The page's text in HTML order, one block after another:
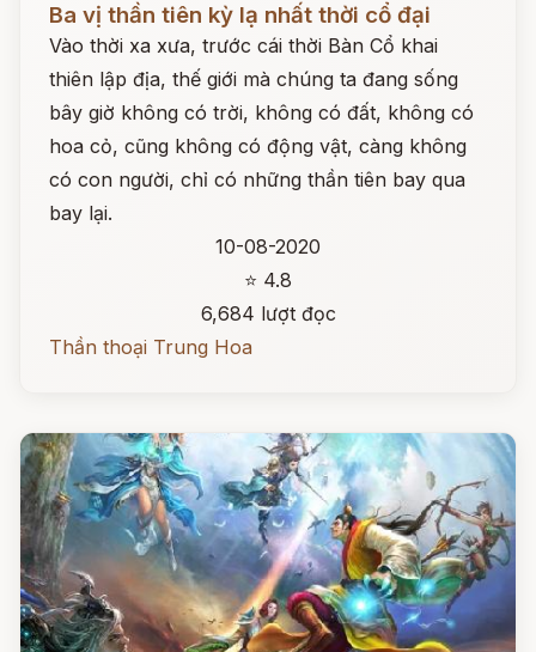
Ba vị thần tiên kỳ lạ nhất thời cổ đại
Vào thời xa xưa, trước cái thời Bàn Cổ khai
thiên lập địa, thế giới mà chúng ta đang sống
bây giờ không có trời, không có đất, không có
hoa cỏ, cũng không có động vật, càng không
có con người, chỉ có những thần tiên bay qua
bay lại.
10-08-2020
⭐ 4.8
6,684 lượt đọc
Thần thoại Trung Hoa